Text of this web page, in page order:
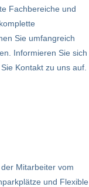
Fachbereiche und
Sie umfangreich
Informieren Sie sich
Kontakt zu uns auf.
Mitarbeiter vom
und Flexible